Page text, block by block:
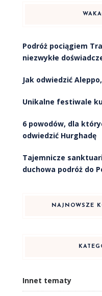
Podróż pociągiem
niezwykłe
Jak odwiedzić
Unikalne festiwale
6 powodów, dla
odwiedzić Hurghadę
Tajemnicze
duchowa podróż do
NAJNOWSZE
Innet tematy